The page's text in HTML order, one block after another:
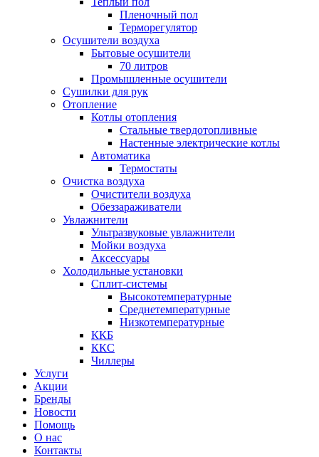
Пленочный пол
Терморегулятор
Осушители воздуха
Бытовые осушители
70 литров
Промышленные осушители
Сушилки для рук
Отопление
Котлы отопления
Стальные твердотопливные
Настенные электрические котлы
Автоматика
Термостаты
Очистка воздуха
Очистители воздуха
Обеззараживатели
Увлажнители
Ультразвуковые увлажнители
Мойки воздуха
Аксессуары
Холодильные установки
Сплит-системы
Высокотемпературные
Среднетемпературные
Низкотемпературные
ККБ
ККС
Чиллеры
Услуги
Акции
Бренды
Новости
Помощь
О нас
Контакты